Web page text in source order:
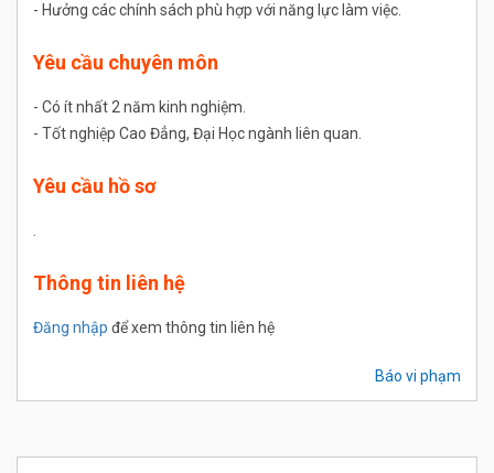
- Hưởng các chính sách phù hợp với năng lực làm việc.
Yêu cầu chuyên môn
- Có ít nhất 2 năm kinh nghiệm.
- Tốt nghiệp Cao Đẳng, Đại Học ngành liên quan.
Yêu cầu hồ sơ
.
Thông tin liên hệ
Đăng nhập để xem thông tin liên hệ
Báo vi phạm